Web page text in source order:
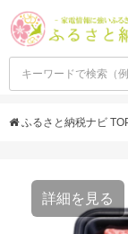
ふるさと納税ナビ
詳細を見る